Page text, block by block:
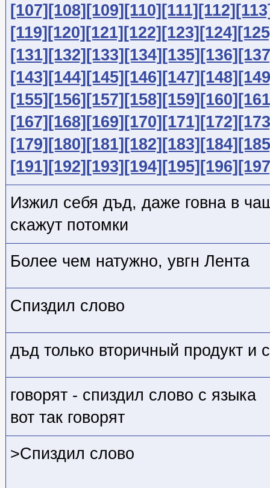
[107] [108] [109] [110] [111] [112]
[119] [120] [121] [122] [123] [124]
[131] [132] [133] [134] [135] [136]
[143] [144] [145] [146] [147] [148]
[155] [156] [157] [158] [159] [160]
[167] [168] [169] [170] [171] [172]
[179] [180] [181] [182] [183] [184]
[191] [192] [193] [194] [195] [196]
Изжил себя дъд, даже говна в
скажут потомки
Более чем натужно, увгн Лента
Спиздил слово
дъд только вторичный продукт и
говорят - спиздил слово с языка
вот так говорят
>Спиздил слово